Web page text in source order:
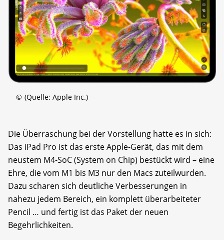
© (Quelle: Apple Inc.)
Die Überraschung bei der Vorstellung hatte es in sich:
Das iPad Pro ist das erste Apple-Gerät, das mit dem
neustem M4-SoC (System on Chip) bestückt wird – eine
Ehre, die vom M1 bis M3 nur den Macs zuteilwurden.
Dazu scharen sich deutliche Verbesserungen in
nahezu jedem Bereich, ein komplett überarbeiteter
Pencil … und fertig ist das Paket der neuen
Begehrlichkeiten.